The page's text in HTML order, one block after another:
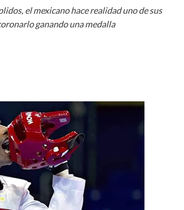
el mexicano hace realidad uno de sus
ganando una medalla